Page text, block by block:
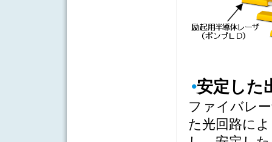
•安定 した
ファイバレ
た光回路に